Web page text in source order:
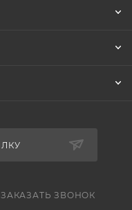
ЗАКАЗАТЬ ЗВОНОК